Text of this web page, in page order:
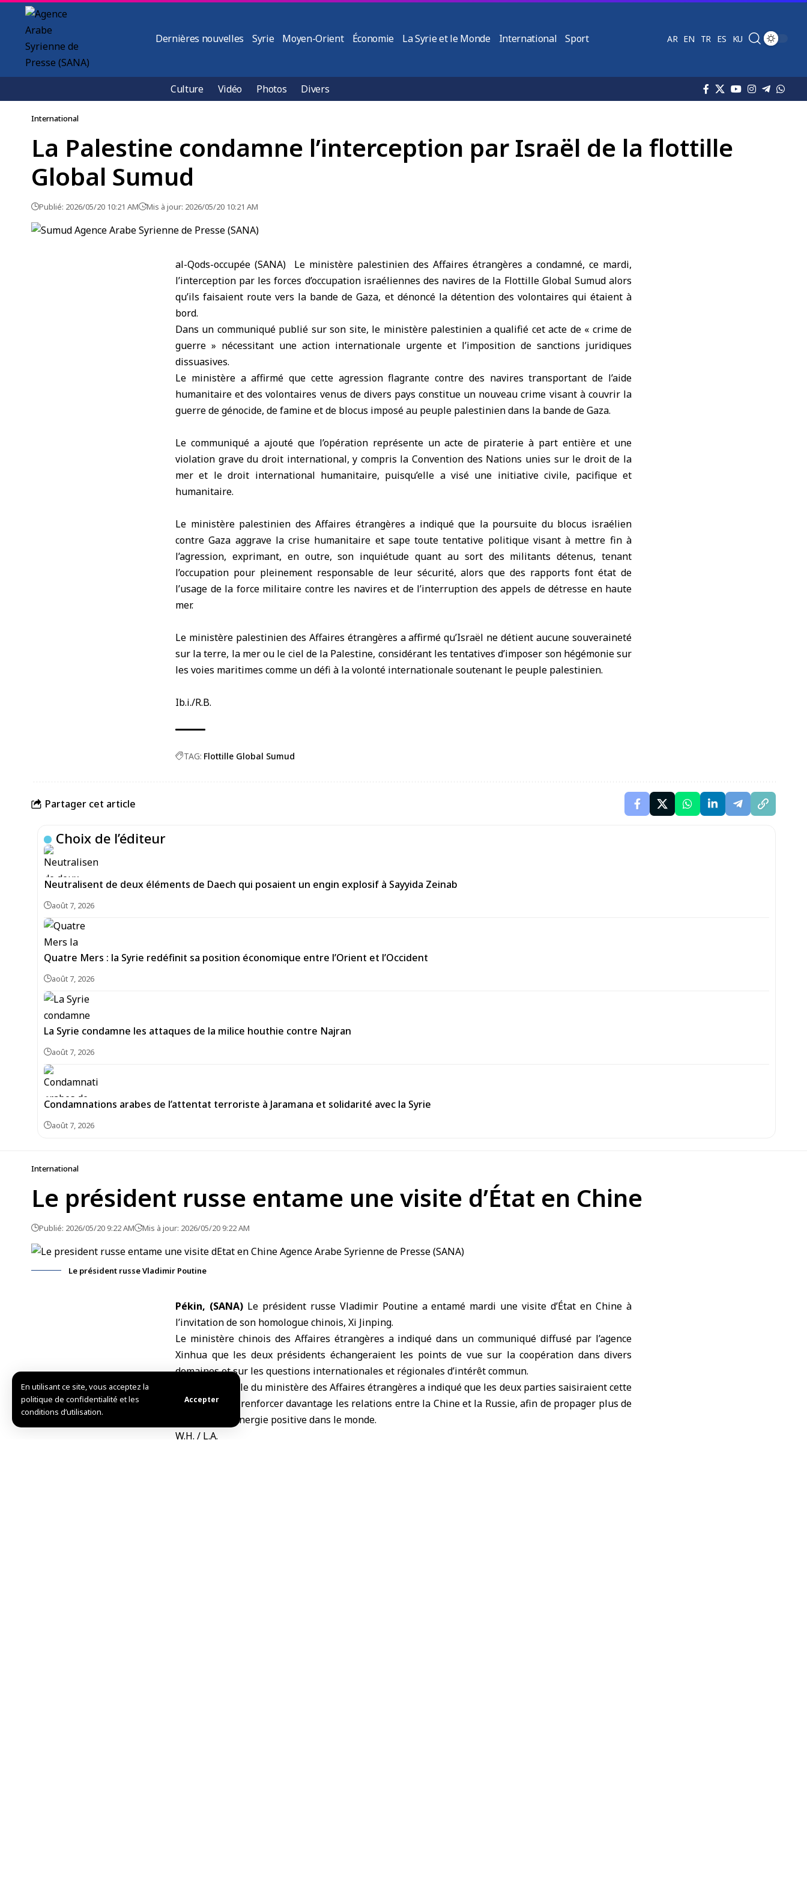
En utilisant ce site, vous acceptez la
politique de confidentialité et les
conditions d’utilisation.
Accepter
Dernières nouvelles Syrie Moyen-Orient Économie La Syrie et le Monde International Sport AR EN TR ES KU
Culture Vidéo Photos Divers
International
La Palestine condamne l’interception par Israël de la flottille
Global Sumud
Publié: 2026/05/20 10:21 AM Mis à jour: 2026/05/20 10:21 AM
al-Qods-occupée (SANA) Le ministère palestinien des Affaires étrangères a condamné, ce mardi,
l’interception par les forces d’occupation israéliennes des navires de la Flottille Global Sumudalors
qu’ils faisaient route vers la bande de Gaza, et dénoncé la détention des volontaires qui étaient à
bord.
Dans un communiqué publié sur son site, le ministère palestinien a qualifié cet acte de « crime de
guerre » nécessitant une action internationale urgente et l’imposition de sanctions juridiques
dissuasives.
Le ministère a affirmé que cette agression flagrante contre des navires transportant de l’aide
humanitaire et des volontaires venus de divers pays constitue un nouveau crime visant à couvrir la
guerre de génocide, de famine et de blocus imposé au peuple palestinien dans la bande de Gaza.
Le communiqué a ajouté que l’opération représente un acte de piraterie à part entière et une
violation grave du droit international, y compris la Convention des Nations unies sur le droit de la
mer et le droit international humanitaire, puisqu’elle a visé une initiative civile, pacifique et
humanitaire.
Le ministère palestinien des Affaires étrangères a indiqué que la poursuite du blocus israélien
contre Gaza aggrave la crise humanitaire et sape toute tentative politique visant à mettre fin à
l’agression, exprimant, en outre, son inquiétude quant au sort des militants détenus, tenant
l’occupation pour pleinement responsable de leur sécurité, alors que des rapports font état de
l’usage de la force militaire contre les navires et de l’interruption des appels de détresse en haute
mer.
Le ministère palestinien des Affaires étrangères a affirmé qu’Israël ne détient aucune souveraineté
sur la terre, la mer ou le ciel de la Palestine, considérant les tentatives d’imposer son hégémonie sur
les voies maritimes comme un défi à la volonté internationale soutenant le peuple palestinien.
Ib.i./R.B.
TAG: Flottille Global Sumud
Partager cet article
Choix de l’éditeur
Neutralisent de deux éléments de Daech qui posaient un engin explosif à Sayyida Zeinab
août 7, 2026
Quatre Mers : la Syrie redéfinit sa position économique entre l’Orient et l’Occident
août 7, 2026
La Syrie condamne les attaques de la milice houthie contre Najran
août 7, 2026
Condamnations arabes de l’attentat terroriste à Jaramana et solidarité avec la Syrie
août 7, 2026
International
Le président russe entame une visite d’État en Chine
Publié: 2026/05/20 9:22 AM Mis à jour: 2026/05/20 9:22 AM
Le président russe Vladimir Poutine
Pékin, (SANA)Le président russe Vladimir Poutinea entamé mardi une visite d’État en Chine à
l’invitation de son homologue chinois, Xi Jinping.
Le ministère chinois des Affaires étrangères a indiqué dans un communiqué diffusé par l’agence
Xinhua que les deux présidents échangeraient les points de vue sur la coopération dans divers
domaines et sur les questions internationales et régionales d’intérêt commun.
Un porte-parole du ministère des Affaires étrangères a indiqué que les deux parties saisiraient cette
occasion pour renforcer davantage les relations entre la Chine et la Russie, afin de propager plus de
stabilité et d’énergie positive dans le monde.
W.H. / L.A.